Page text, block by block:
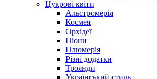
Цукрові квіти
Альстромерія
Космея
Орхідеї
Піони
Плюмерія
Різні додатки
Троянди
Український стиль